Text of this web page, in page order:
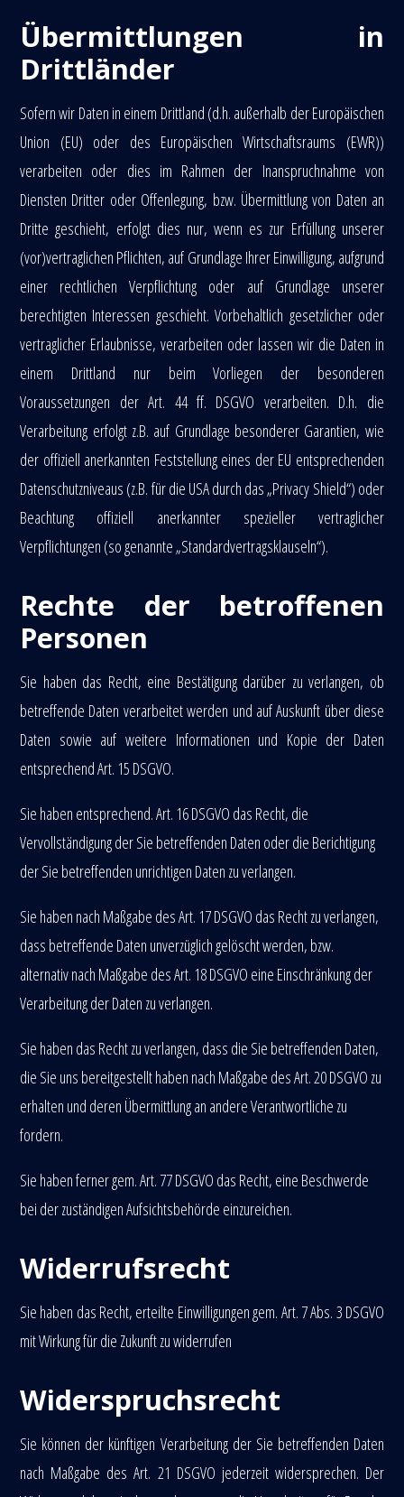
Übermittlungen in
Drittländer
Sofern wir Daten in einem Drittland (d.h. außerhalb der Europäischen
Union (EU) oder des Europäischen Wirtschaftsraums (EWR))
verarbeiten oder dies im Rahmen der Inanspruchnahme von
Diensten Dritter oder Offenlegung, bzw. Übermittlung von Daten an
Dritte geschieht, erfolgt dies nur, wenn es zur Erfüllung unserer
(vor)vertraglichen Pflichten, auf Grundlage Ihrer Einwilligung, aufgrund
einer rechtlichen Verpflichtung oder auf Grundlage unserer
berechtigten Interessen geschieht. Vorbehaltlich gesetzlicher oder
vertraglicher Erlaubnisse, verarbeiten oder lassen wir die Daten in
einem Drittland nur beim Vorliegen der besonderen
Voraussetzungen der Art. 44 ff. DSGVO verarbeiten. D.h. die
Verarbeitung erfolgt z.B. auf Grundlage besonderer Garantien, wie
der offiziell anerkannten Feststellung eines der EU entsprechenden
Datenschutzniveaus (z.B. für die USA durch das „Privacy Shield“) oder
Beachtung offiziell anerkannter spezieller vertraglicher
Verpflichtungen (so genannte „Standardvertragsklauseln“).
Rechte der betroffenen
Personen
Sie haben das Recht, eine Bestätigung darüber zu verlangen, ob
betreffende Daten verarbeitet werden und auf Auskunft über diese
Daten sowie auf weitere Informationen und Kopie der Daten
entsprechend Art. 15 DSGVO.
Sie haben entsprechend. Art. 16 DSGVO das Recht, die
Vervollständigung der Sie betreffenden Daten oder die Berichtigung
der Sie betreffenden unrichtigen Daten zu verlangen.
Sie haben nach Maßgabe des Art. 17 DSGVO das Recht zu verlangen,
dass betreffende Daten unverzüglich gelöscht werden, bzw.
alternativ nach Maßgabe des Art. 18 DSGVO eine Einschränkung der
Verarbeitung der Daten zu verlangen.
Sie haben das Recht zu verlangen, dass die Sie betreffenden Daten,
die Sie uns bereitgestellt haben nach Maßgabe des Art. 20 DSGVO zu
erhalten und deren Übermittlung an andere Verantwortliche zu
fordern.
Sie haben ferner gem. Art. 77 DSGVO das Recht, eine Beschwerde
bei der zuständigen Aufsichtsbehörde einzureichen.
Widerrufsrecht
Sie haben das Recht, erteilte Einwilligungen gem. Art. 7 Abs. 3 DSGVO
mit Wirkung für die Zukunft zu widerrufen
Widerspruchsrecht
Sie können der künftigen Verarbeitung der Sie betreffenden Daten
nach Maßgabe des Art. 21 DSGVO jederzeit widersprechen. Der